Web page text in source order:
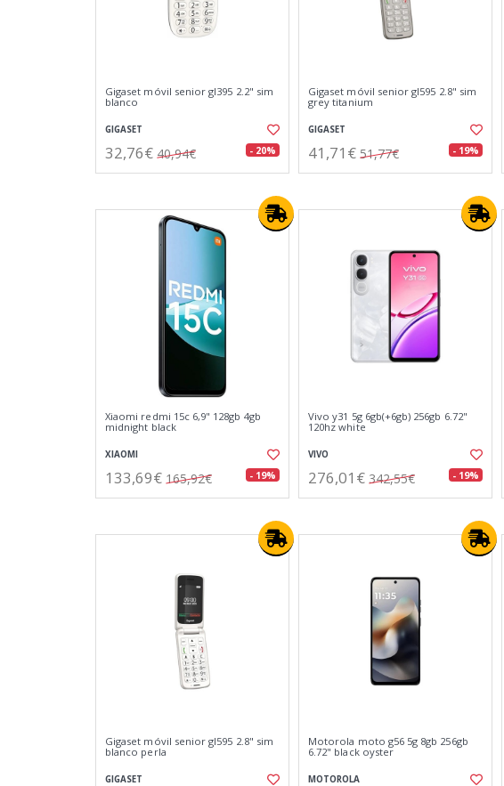
Gigaset móvil senior gl395 2.2" sim
blanco
GIGASET
32,76€ 40,94€ - 20%
Gigaset móvil senior gl595 2.8" sim
grey titanium
GIGASET
41,71€ 51,77€ - 19%
Xiaomi redmi 15c 6,9" 128gb 4gb
midnight black
XIAOMI
133,69€ 165,92€ - 19%
Vivo y31 5g 6gb(+6gb) 256gb 6.72"
120hz white
VIVO
276,01€ 342,55€ - 19%
Gigaset móvil senior gl595 2.8" sim
blanco perla
GIGASET
Motorola moto g56 5g 8gb 256gb
6.72" black oyster
MOTOROLA